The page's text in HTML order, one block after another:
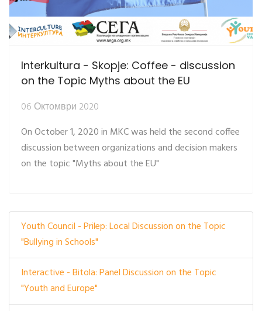
Interkultura - Skopje: Coffee - discussion
on the Topic Myths about the EU
06 Октомври 2020
On October 1, 2020 in MKC was held the second coffee
discussion between organizations and decision makers
on the topic "Myths about the EU"
Youth Council - Prilep: Local Discussion on the Topic
"Bullying in Schools"
Interactive - Bitola: Panel Discussion on the Topic
"Youth and Europe"